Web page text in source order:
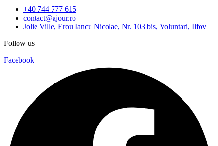
+40 744 777 615
contact@ajour.ro
Jolie Ville, Erou Iancu Nicolae, Nr. 103 bis, Voluntari, Ilfov
Follow us
Facebook